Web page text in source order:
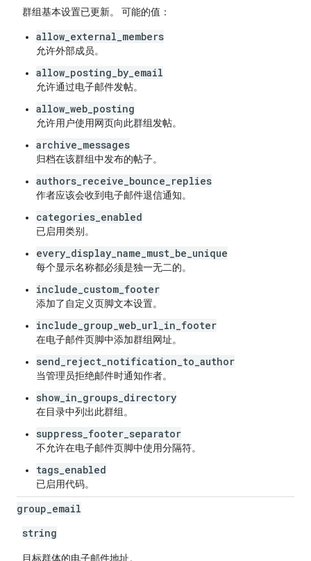
群组基本设置已更新。 可能的值：
allow_external_members
允许外部成员。
allow_posting_by_email
允许通过电子邮件发帖。
allow_web_posting
允许用户使用网页向此群组发帖。
archive_messages
归档在该群组中发布的帖子。
authors_receive_bounce_replies
作者应该会收到电子邮件退信通知。
categories_enabled
已启用类别。
every_display_name_must_be_unique
每个显示名称都必须是独一无二的。
include_custom_footer
添加了自定义页脚文本设置。
include_group_web_url_in_footer
在电子邮件页脚中添加群组网址。
send_reject_notification_to_author
当管理员拒绝邮件时通知作者。
show_in_groups_directory
在目录中列出此群组。
suppress_footer_separator
不允许在电子邮件页脚中使用分隔符。
tags_enabled
已启用代码。
group email
string
目标群体的电子邮件地址。